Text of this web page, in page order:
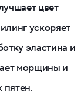
цвет
ускоряет
эластина и
морщины и